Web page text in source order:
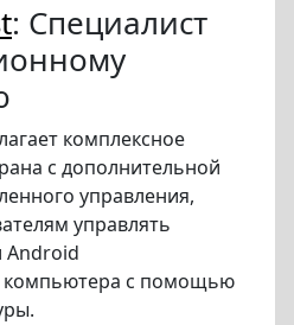
: Специалист
комплексное
с дополнительной
управления,
управлять
Android
компьютера с помощью